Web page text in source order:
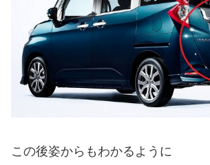
この後姿からもわかるように